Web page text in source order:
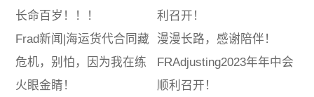
长命百岁！！！
Frad新闻|海运货代合同藏
危机，别怕，因为我在练
火眼金睛！
利召开！
漫漫长路，感谢陪伴！
FRAdjusting2023年年中会
顺利召开！